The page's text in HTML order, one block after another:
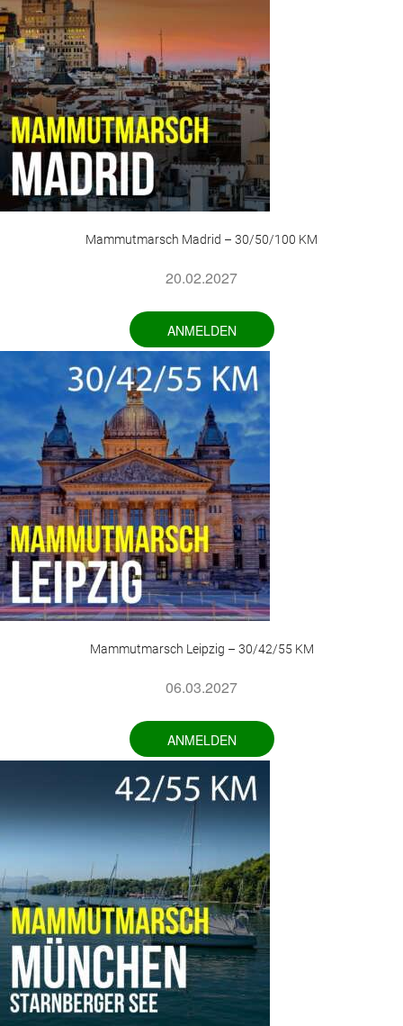
Mammutmarsch Madrid – 30/50/100 KM
20.02.2027
ANMELDEN
Mammutmarsch Leipzig – 30/42/55 KM
06.03.2027
ANMELDEN